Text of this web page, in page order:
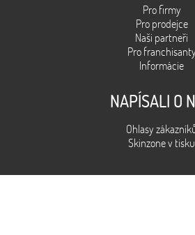
Pro firmy
Pro prodejce
Naši partneři
Pro
Informácie
NAPÍSALI O
Ohlasy
Skinzone v tisku